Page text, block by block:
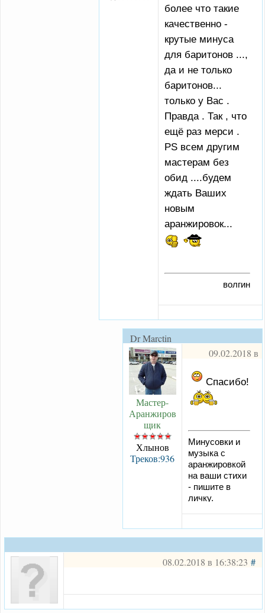
более что такие
качественно -
крутые минуса
для баритонов ...,
да и не только
баритонов...
только у Вас .
Правда . Так , что
ещё раз мерси .
РS всем другим
мастерам без
обид ....будем
ждать Ваших
новым
аранжировок...
волгин
Dr Marctin
09.02.2018 в
Мастер-
Аранжиров
щик
Хлынов
Треков:936
Спасибо!
Минусовки и
музыка с
аранжировкой
на ваши стихи
- пишите в
личку.
08.02.2018 в 16:38:23#